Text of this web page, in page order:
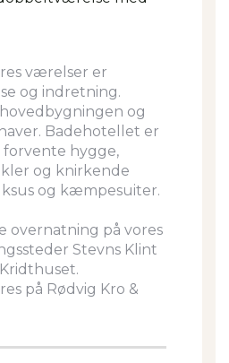
værelser er
og indretning.
og
Badehotellet er
forvente hygge,
og knirkende
og kæmpesuiter.
overnatning på vores
Stevns Klint
på Rødvig Kro &